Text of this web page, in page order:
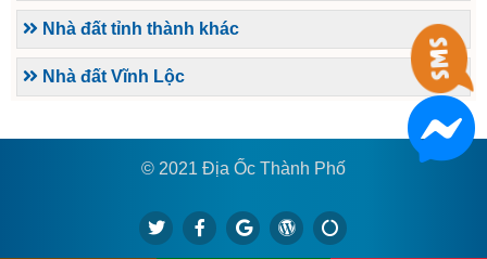
Nhà đất tỉnh thành khác
Nhà đất Vĩnh Lộc
© 2021 Địa Ốc Thành Phố